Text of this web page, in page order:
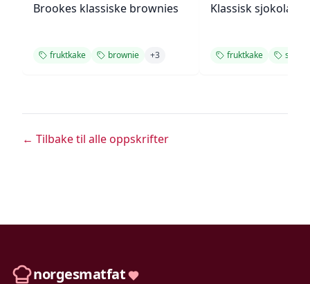
Brookes klassiske brownies
fruktkake brownie +3
Klassisk
fruktkake
← Tilbake til alle oppskrifter
norgesmatfat